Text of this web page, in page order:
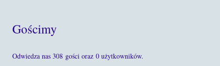
Gościmy
Odwiedza nas 308 gości oraz 0 użytkowników.